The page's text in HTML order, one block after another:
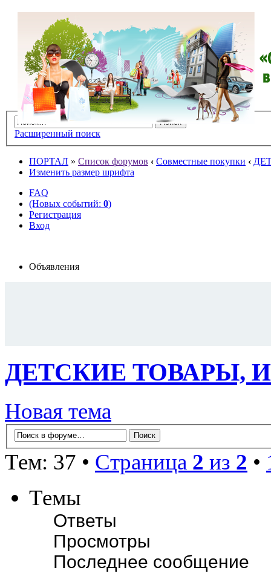
Расширенный поиск
ПОРТАЛ » Список форумов ‹ Совместные покупки ‹
Изменить размер шрифта
FAQ
(Новых событий: 0)
Регистрация
Вход
Объявления
ДЕТСКИЕ ТОВАРЫ,
Новая тема
Тем: 37 • Страница 2 из 2 •
Темы
Ответы
Просмотры
Последнее сообщение